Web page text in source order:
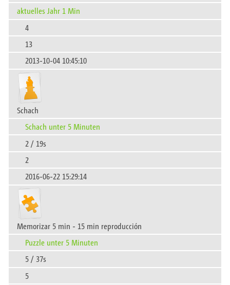
aktuelles Jahr 1 Min
4
13
2013-10-04 10:45:10
Schach
Schach unter 5 Minuten
2 / 19s
2
2016-06-22 15:29:14
Memorizar 5 min - 15 min reproducción
Puzzle unter 5 Minuten
5 / 37s
5